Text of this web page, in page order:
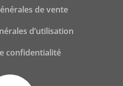
de vente
d’utilisation
confidentialité